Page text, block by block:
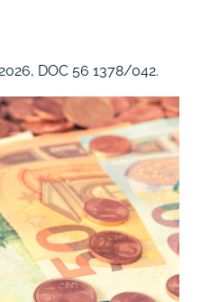
DOC 56 1378/042.